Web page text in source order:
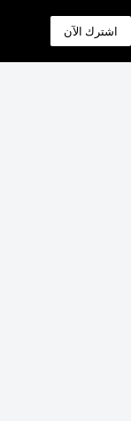
إلى
المحتوى
اشترك الآن